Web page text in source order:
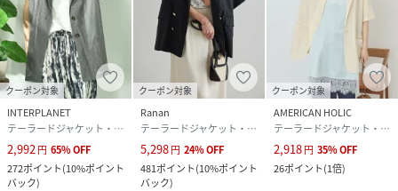
クーポン対象
INTERPLANET
テーラードジャケット・ブレザー
2,992 円 65%OFF
272ポイント(10%ポイント
バック)
クーポン対象
Ranan
テーラードジャケット・ブレザー
5,298円 24%OFF
481ポイント(10%ポイント
バック)
クーポン対象
AMERICAN HOLIC
テーラードジャケット・ブレザー
2,918円 35%OFF
26ポイント(1倍)